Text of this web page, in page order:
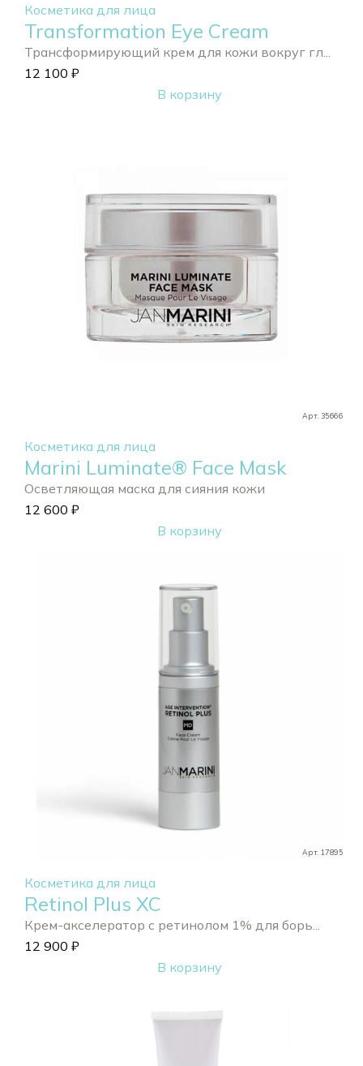
Косметика для лица
Transformation Eye Cream
Трансформирующий крем для кожи вокруг гл...
12 100 ₽
В корзину
Арт. 35666
Косметика для лица
Marini Luminate® Face Mask
Осветляющая маска для сияния кожи
12 600 ₽
В корзину
Арт. 17895
Косметика для лица
Retinol Plus XC
Крем-акселератор с ретинолом 1% для борь...
12 900 ₽
В корзину